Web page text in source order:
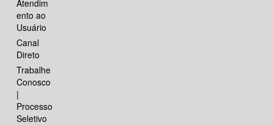
Atendim
ento ao
Usuário
Canal
Direto
Trabalhe
Conosco
|
Processo
Seletivo